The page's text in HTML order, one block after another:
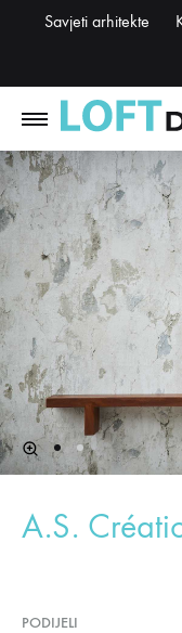
Savjeti arhitekte
A.S.
PODIJELI